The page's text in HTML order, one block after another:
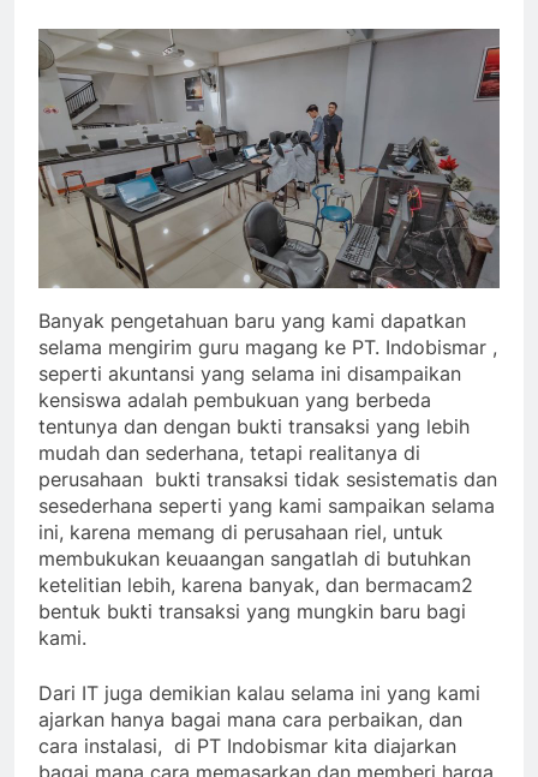
Banyak pengetahuan baru yang kami dapatkan
selama mengirim guru magang ke PT. Indobismar ,
seperti akuntansi yang selama ini disampaikan
kensiswa adalah pembukuan yang berbeda
tentunya dan dengan bukti transaksi yang lebih
mudah dan sederhana, tetapi realitanya di
perusahaan bukti transaksi tidak sesistematis dan
sesederhana seperti yang kami sampaikan selama
ini, karena memang di perusahaan riel, untuk
membukukan keuaangan sangatlah di butuhkan
ketelitian lebih, karena banyak, dan bermacam2
bentuk bukti transaksi yang mungkin baru bagi
kami.
Dari IT juga demikian kalau selama ini yang kami
ajarkan hanya bagai mana cara perbaikan, dan
cara instalasi, di PT Indobismar kita diajarkan
bagai mana cara memasarkan dan memberi harga